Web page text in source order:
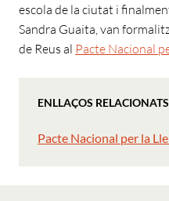
escola de la ciutat i
Sandra Guaita, van
de Reus al Pacte Nacional
ENLLAÇOS RELACIONATS
Pacte Nacional per la